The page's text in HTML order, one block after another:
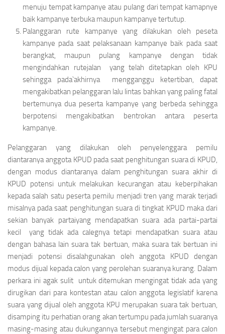
menuju tempat kampanye atau pulang dari tempat kamapnye
baik kampanye terbuka maupun kampanye tertutup.
Palanggaran rute kampanye yang dilakukan oleh peseta
kampanye pada saat pelaksanaan kampanye baik pada saat
berangkat, maupun pulang kampanye dengan tidak
mengindahkan rutejalan yang telah ditetapkan oleh KPU
sehingga pada`akhirnya mengganggu ketertiban, dapat
mengakibatkan pelanggaran lalu lintas bahkan yang paling fatal
bertemunya dua peserta kampanye yang berbeda sehingga
berpotensi mengakibatkan bentrokan antara peserta
kampanye.
Pelanggaran yang dilakukan oleh penyelenggara pemilu
diantaranya anggota KPUD pada saat penghitungan suara di KPUD,
dengan modus diantaranya dalam penghitungan suara akhir di
KPUD potensi untuk melakukan kecurangan atau keberpihakan
kepada salah satu peserta pemilu menjadi tren yang marak terjadi
misalnya pada saat penghitungan suara di tingkat KPUD maka dari
sekian banyak partaiyang mendapatkan suara ada partai-partai
kecil yang tidak ada calegnya tetapi mendapatkan suara atau
dengan bahasa lain suara tak bertuan, maka suara tak bertuan ini
menjadi potensi disalahgunakan oleh anggota KPUD dengan
modus dijual kepada calon yang perolehan suaranya kurang. Dalam
perkara ini agak sulit untuk ditemukan mengingat tidak ada yang
dirugikan dari para kontestan atau calon anggota legislatif karena
suara yang dijual oleh anggota KPU merupakan suara tak bertuan,
disamping itu perhatian orang akan tertumpu pada jumlah suaranya
masing-masing atau dukungannya tersebut mengingat para calon